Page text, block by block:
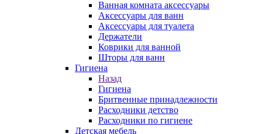
Ванная комната аксессуары
Аксессуары для ванн
Аксессуары для туалета
Держатели
Коврики для ванной
Шторы для ванн
Гигиена
Назад
Гигиена
Бритвенные принадлежности
Расходники детство
Расходники по гигиене
Детская мебель